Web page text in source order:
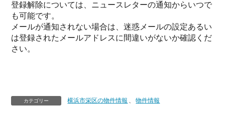
*
登録解除については、ニュースレターの通知からいつで
も可能です。
メールが通知されない場合は、迷惑メールの設定あるい
は登録されたメールアドレスに間違いがないか確認くだ
さい。
カテゴリー 横浜市栄区の物件情報 物件情報